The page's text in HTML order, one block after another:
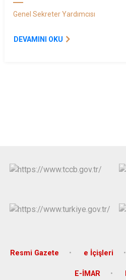
Genel Sekreter Yardımcısı
DEVAMINI OKU
Resmi Gazete e İçişleri
E-İMAR